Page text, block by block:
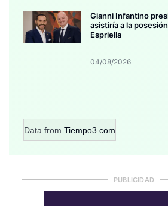
Gianni Infantino
asistiría a la
Espriella
04/08/2026
Data from Tiempo3.com
PUBLICIDAD